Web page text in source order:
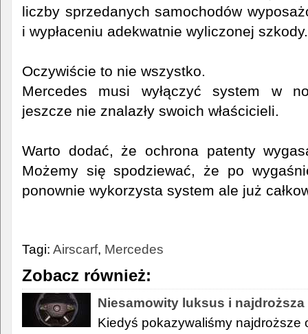
liczby sprzedanych samochodów
i wypłaceniu adekwatnie wyliczonej szkody.
Oczywiście to nie wszystko.
Mercedes musi wyłączyć system w
jeszcze nie znalazły swoich właścicieli.
Warto dodać, że ochrona patenty
Możemy się spodziewać, że po
ponownie wykorzysta system ale już
Tagi: Airscarf, Mercedes
Zobacz również:
Niesamowity luksus i
Kiedyś pokazywaliśmy najdroższe